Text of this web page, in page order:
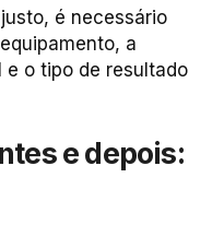
é necessário
equipamento, a
e o tipo de resultado
e depois: